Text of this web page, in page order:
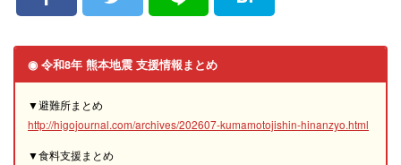
◉ 令和8年 熊本地震 支援情報まとめ
▼避難所まとめ
http://higojournal.com/archives/202607-kumamotojishin-hinanzyo.html
▼食料支援まとめ